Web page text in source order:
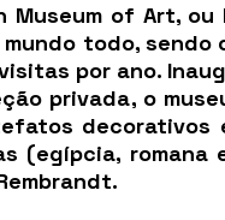
of Art, ou
todo, sendo
por ano.
privada, o
(egípcia,